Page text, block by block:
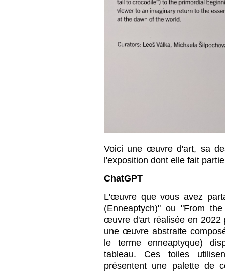
Voici une œuvre d'art, sa
l'exposition dont elle fait
ChatGPT
L'œuvre que vous avez
(Enneaptych)" ou "From
œuvre d'art réalisée en 2022
une œuvre abstraite
le terme enneaptyque)
tableau. Ces toiles
présentent une palette de